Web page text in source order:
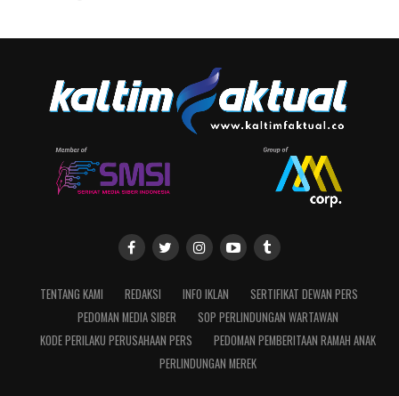
TENTANG KAMI REDAKSI INFO IKLAN
SERTIFIKAT DEWAN PERS
PEDOMAN MEDIA SIBER
SOP PERLINDUNGAN WARTAWAN
KODE PERILAKU PERUSAHAAN PERS
PEDOMAN PEMBERITAAN RAMAH ANAK
PERLINDUNGAN MEREK